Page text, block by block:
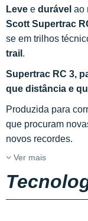
Leve e durável ao
Scott Supertrac
se em trilhos
trail .
Supertrac RC 3,
que distância e
Produzida para
que procuram
novos recordes.
Ver mais